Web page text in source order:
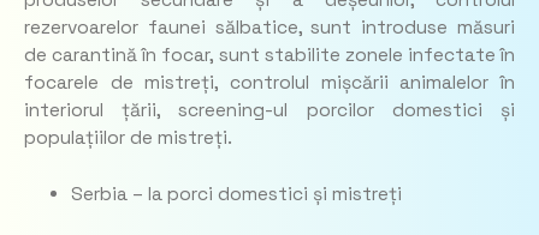
rezervoarelor faunei sălbatice, sunt introduse măsuri
de carantină în focar, sunt stabilite zonele infectate în
focarele de mistreți, controlul mișcării animalelor în
interiorul țării, screening-ul porcilor domestici și
populațiilor de mistreți.
Serbia – la porci domestici și mistreți